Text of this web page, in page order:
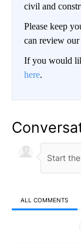
civil and
Please keep
can review
If you would
here.
ALL COMMENTS
All